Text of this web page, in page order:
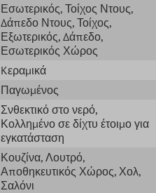
Εσωτερικός, Τοίχος Ντους,
Δάπεδο Ντους, Τοίχος,
Εξωτερικός, Δάπεδο,
Εσωτερικός Χώρος
Kεραμικά
Παγωμένος
Σνθεκτικό στο νερό,
Κολλημένο σε δίχτυ έτοιμο για
εγκατάσταση
Κουζίνα, Λουτρό,
Αποθηκευτικός Χώρος, Χολ,
Σαλόνι